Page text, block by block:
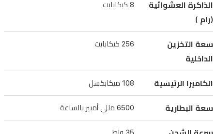
توفر
طاقة
تدوم
طويلاً،
مع
دعم
الشحن
السريع
بقوة
الذاكرة العشوائية
(رام )
8 كيكابايت
سعة التخزين
الداخلية
256 كيكابايت
الكاميرا الرئيسية 108 ميكابكسل
سعة البطارية 6500 مللي أمبير بالساعة